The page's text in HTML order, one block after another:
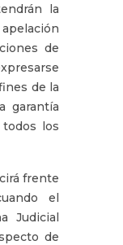
la
de
de la
garantía
los
frente
el
Judicial
de